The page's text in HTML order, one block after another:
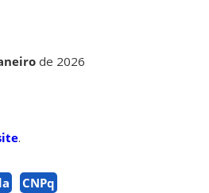
de 2026
.
CNPq